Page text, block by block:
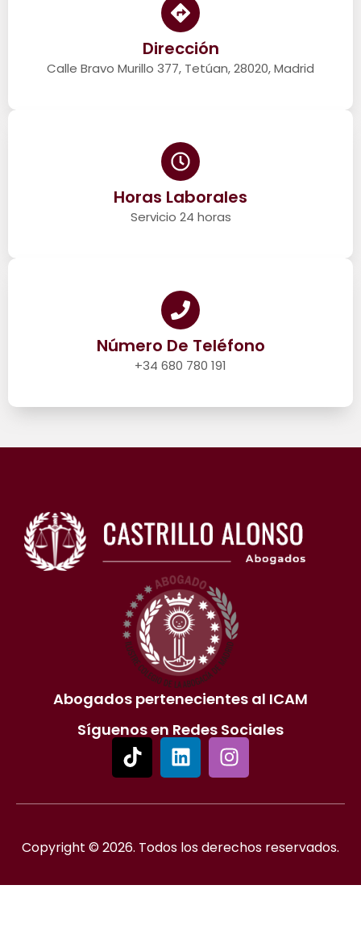
Dirección
Calle Bravo Murillo 377, Tetúan, 28020, Madrid
Horas Laborales
Servicio 24 horas
Número De Teléfono
+34 680 780 191
Abogados pertenecientes al ICAM
Síguenos en Redes Sociales
Copyright © 2026. Todos los derechos reservados.